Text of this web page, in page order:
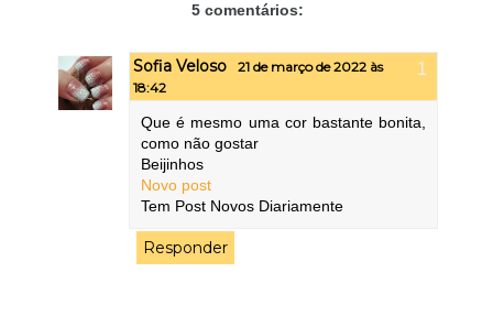
5 comentários:
Sofia Veloso
21 de março de 2022 às
18:42
Que é mesmo uma cor bastante bonita,
como não gostar
Beijinhos
Novo post
Tem Post Novos Diariamente
Responder